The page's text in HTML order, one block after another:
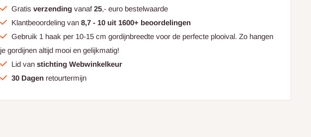
Gratis verzending vanaf25,- euro bestelwaarde
Klantbeoordeling van 8,7 - 10 uit 1600+ beoordelingen
Gebruik 1 haak per 10-15 cm gordijnbreedte voor de perfecte plooival. Zo hangen
je gordijnen altijd mooi en gelijkmatig!
Lid van stichting Webwinkelkeur
30 Dagen retourtermijn